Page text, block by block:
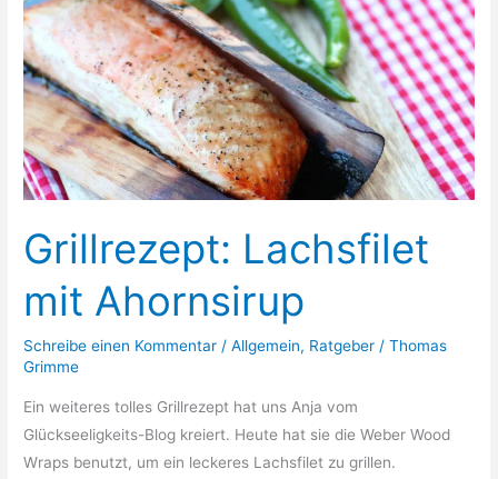
Grillrezept: Lachsfilet
mit Ahornsirup
Schreibe einen Kommentar /Allgemein, Ratgeber /Thomas
Grimme
Ein weiteres tolles Grillrezept hat uns Anja vom
Glückseeligkeits-Blog kreiert. Heute hat sie die Weber Wood
Wraps benutzt, um ein leckeres Lachsfilet zu grillen.